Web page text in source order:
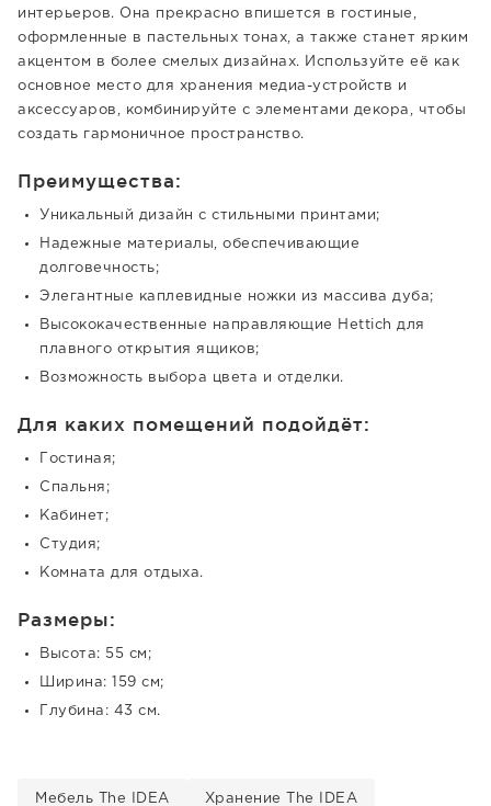
интерьеров. Она прекрасно впишется в гостиные,
оформленные в пастельных тонах, а также станет ярким
акцентом в более смелых дизайнах. Используйте её как
основное место для хранения медиа-устройств и
аксессуаров, комбинируйте с элементами декора, чтобы
создать гармоничное пространство.
Преимущества:
Уникальный дизайн с стильными принтами;
Надежные материалы, обеспечивающие
долговечность;
Элегантные каплевидные ножки из массива дуба;
Высококачественные направляющие Hettich для
плавного открытия ящиков;
Возможность выбора цвета и отделки.
Для каких помещений подойдёт:
Гостиная;
Спальня;
Кабинет;
Студия;
Комната для отдыха.
Размеры:
Высота: 55 см;
Ширина: 159 см;
Глубина: 43 см.
Мебель The IDEA Хранение The IDEA